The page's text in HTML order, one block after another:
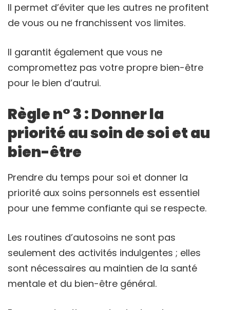
Il permet d’éviter que les autres ne profitent
de vous ou ne franchissent vos limites.
Il garantit également que vous ne
compromettez pas votre propre bien-être
pour le bien d’autrui.
Règle n° 3 : Donner la
priorité au soin de soi et au
bien-être
Prendre du temps pour soi et donner la
priorité aux soins personnels est essentiel
pour une femme confiante qui se respecte.
Les routines d’autosoins ne sont pas
seulement des activités indulgentes ; elles
sont nécessaires au maintien de la santé
mentale et du bien-être général.